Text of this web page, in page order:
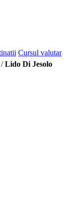
Cursul valutar
/Lido Di Jesolo